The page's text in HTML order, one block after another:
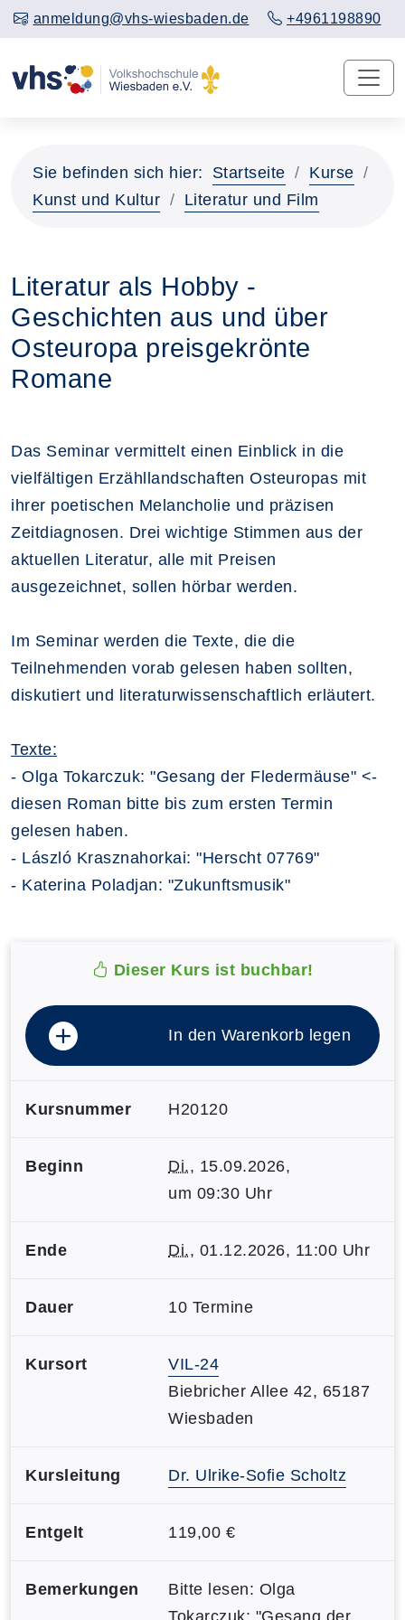
anmeldung@vhs-wiesbaden.de +4961198890
Sie befinden sich hier: Startseite
Kurse
Kunst und Kultur
Literatur und Film
Literatur als Hobby -
Geschichten aus und über
Osteuropa preisgekrönte
Romane
Das Seminar vermittelt einen Einblick in die
vielfältigen Erzähllandschaften Osteuropas mit
ihrer poetischen Melancholie und präzisen
Zeitdiagnosen. Drei wichtige Stimmen aus der
aktuellen Literatur, alle mit Preisen
ausgezeichnet, sollen hörbar werden.
Im Seminar werden die Texte, die die
Teilnehmenden vorab gelesen haben sollten,
diskutiert und literaturwissenschaftlich erläutert.
Texte:
- Olga Tokarczuk: "Gesang der Fledermäuse" <-
diesen Roman bitte bis zum ersten Termin
gelesen haben.
- László Krasznahorkai: "Herscht 07769"
- Katerina Poladjan: "Zukunftsmusik"
Dieser Kurs ist buchbar!
In den Warenkorb legen
Kursnummer H20120
Beginn Di., 15.09.2026,
um 09:30 Uhr
Ende Di., 01.12.2026, 11:00 Uhr
Dauer 10 Termine
Kursort
VIL-24
Biebricher Allee 42, 65187
Wiesbaden
Kursleitung Dr. Ulrike-Sofie Scholtz
Entgelt 119,00 €
Bemerkungen
Bitte lesen: Olga
Tokarczuk: "Gesang der